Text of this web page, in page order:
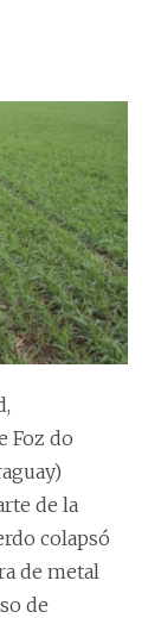
Foz do
de la
colapsó
de metal
de